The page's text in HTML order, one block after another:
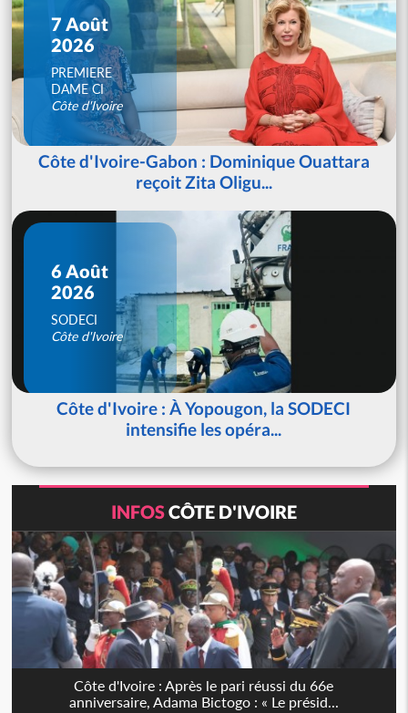
7 Août
2026
PREMIERE
DAME CI
Côte d'Ivoire
Côte d'Ivoire-Gabon : Dominique Ouattara
reçoit Zita Oligu...
6 Août
2026
SODECI
Côte d'Ivoire
Côte d'Ivoire : À Yopougon, la SODECI
intensifie les opéra...
INFOSCÔTE D'IVOIRE
Côte d'Ivoire : Après le pari réussi du 66e
anniversaire, Adama Bictogo : « Le présid...